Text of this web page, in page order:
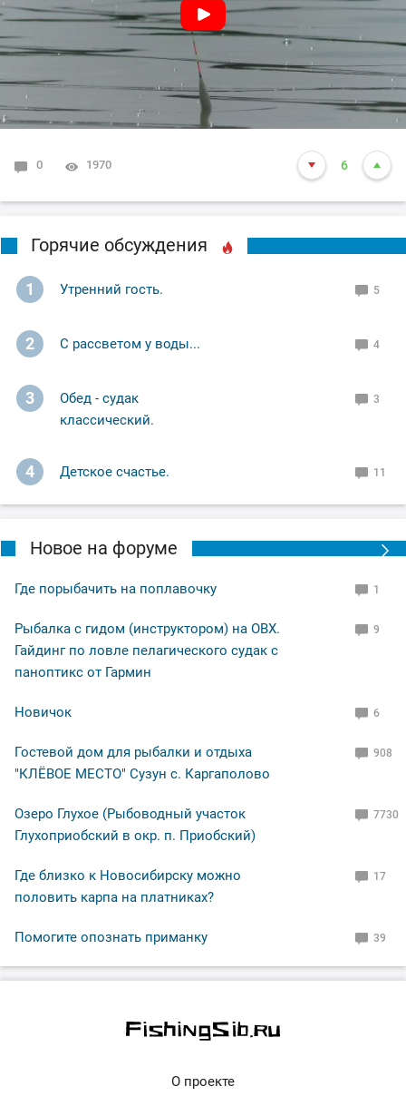
0 1970 6
Горячие обсуждения
1 Утренний гость. 5
2 С рассветом у воды... 4
3
Обед - судак
классический.
3
4 Детское счастье. 11
Новое на форуме
Где порыбачить на поплавочку 1
Рыбалка с гидом (инструктором) на ОВХ.
Гайдинг по ловле пелагического судак с
паноптикс от Гармин
9
Новичок 6
Гостевой дом для рыбалки и отдыха
"КЛЁВОЕ МЕСТО" Сузун с. Каргаполово
908
Озеро Глухое (Рыбоводный участок
Глухоприобский в окр. п. Приобский)
7730
Где близко к Новосибирску можно
половить карпа на платниках?
17
Помогите опознать приманку 39
О проекте